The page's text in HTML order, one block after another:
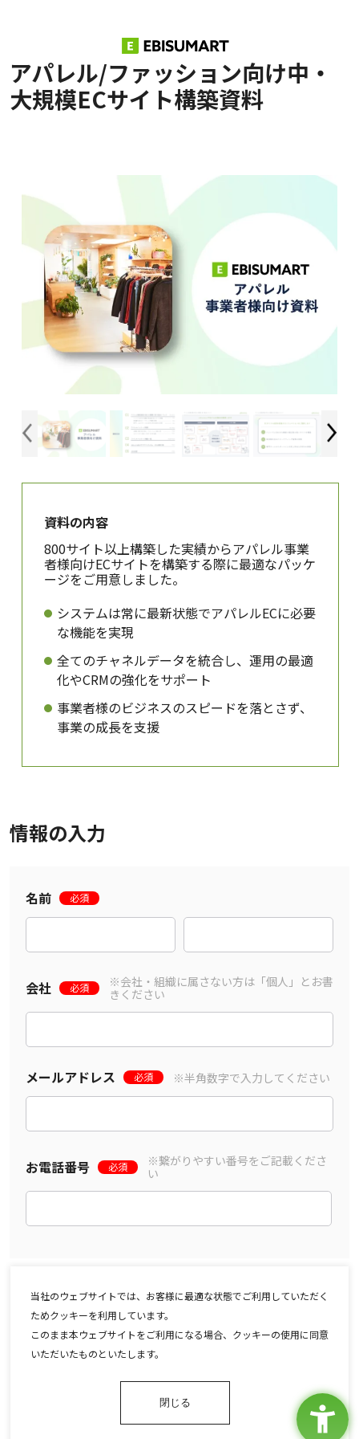
アパレル/ファッション向け中・
大規模ECサイト構築資料
資料の内容
800サイト以上構築した実績からアパレル事業
者様向けECサイトを構築する際に最適なパッケ
ージをご用意しました。
システムは常に最新状態でアパレルECに必要
な機能を実現
全てのチャネルデータを統合し、運用の最適
化やCRMの強化をサポート
事業者様のビジネスのスピードを落とさず、
事業の成長を支援
情報の入力
名前 必須
会社 必須
※会社・組織に属さない方は「個人」とお書
きください
メールアドレス 必須 ※半角数字で入力してください
お電話番号 必須
※繋がりやすい番号をご記載くださ
い
「個人情報の取り扱いに関する確認事項」に同意する
当社のウェブサイトでは、お客様に最適な状態でご利用していただく
ためクッキーを利用しています。
このまま本ウェブサイトをご利用になる場合、クッキーの使用に同意
いただいたものといたします。
閉じる